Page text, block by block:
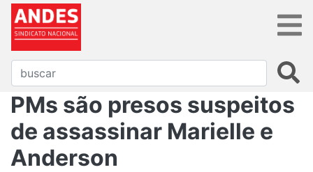
PMs são presos suspeitos
de assassinar Marielle e
Anderson